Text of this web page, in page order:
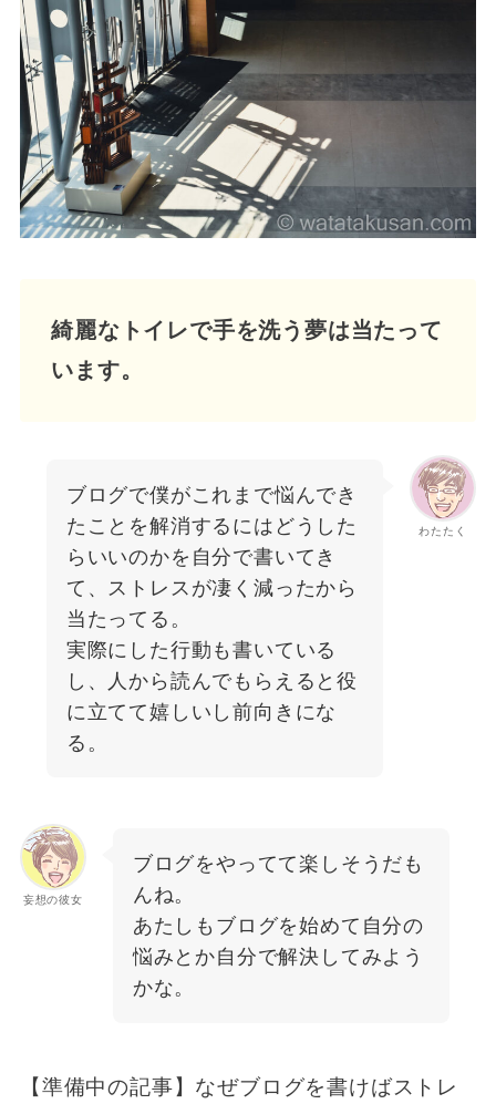
綺麗なトイレで手を洗う夢は当たって
います。
わたたく
ブログで僕がこれまで悩んでき
たことを解消するにはどうした
らいいのかを自分で書いてき
て、ストレスが凄く減ったから
当たってる。
実際にした行動も書いている
し、人から読んでもらえると役
に立てて嬉しいし前向きにな
る。
妄想の彼女
ブログをやってて楽しそうだも
んね。
あたしもブログを始めて自分の
悩みとか自分で解決してみよう
かな。
【準備中の記事】なぜブログを書けばストレ